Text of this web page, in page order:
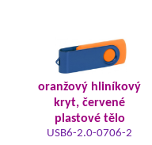
oranžový hliníkový
kryt, červené
plastové tělo
USB6-2.0-0706-2